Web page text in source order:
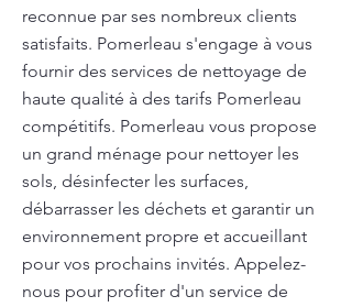
reconnue par ses nombreux clients
satisfaits. Pomerleau s'engage à vous
fournir des services de nettoyage de
haute qualité à des tarifs Pomerleau
compétitifs. Pomerleau vous propose
un grand ménage pour nettoyer les
sols, désinfecter les surfaces,
débarrasser les déchets et garantir un
environnement propre et accueillant
pour vos prochains invités. Appelez-
nous pour profiter d'un service de